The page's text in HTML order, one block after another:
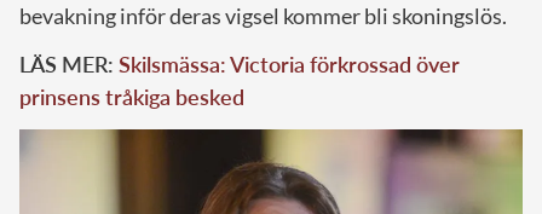
bevakning inför deras vigsel kommer bli skoningslös.
LÄS MER: Skilsmässa: Victoria förkrossad över
prinsens tråkiga besked